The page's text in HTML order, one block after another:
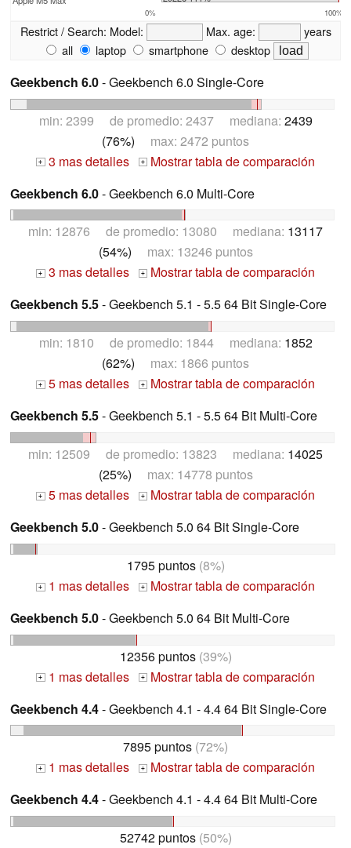
0% 100%
Restrict / Search: Model: Max. age:
years
all
laptop smartphone desktop
Geekbench 6.0- Geekbench 6.0 Single-Core
min: 2399 de promedio: 2437 mediana: 2439
(76%) max: 2472 puntos
+ 3 mas detalles +
Mostrar tabla de comparación
Geekbench 6.0- Geekbench 6.0 Multi-Core
min: 12876 de promedio: 13080 mediana: 13117
(54%) max: 13246 puntos
+ 3 mas detalles +
Mostrar tabla de comparación
Geekbench 5.5- Geekbench 5.1 - 5.5 64 Bit Single-Core
min: 1810 de promedio: 1844 mediana: 1852
(62%) max: 1866 puntos
+ 5 mas detalles +
Mostrar tabla de comparación
Geekbench 5.5- Geekbench 5.1 - 5.5 64 Bit Multi-Core
min: 12509 de promedio: 13823 mediana: 14025
(25%) max: 14778 puntos
+ 5 mas detalles +
Mostrar tabla de comparación
Geekbench 5.0- Geekbench 5.0 64 Bit Single-Core
1795 puntos(8%)
+ 1 mas detalles +
Mostrar tabla de comparación
Geekbench 5.0- Geekbench 5.0 64 Bit Multi-Core
12356 puntos(39%)
+ 1 mas detalles +
Mostrar tabla de comparación
Geekbench 4.4- Geekbench 4.1 - 4.4 64 Bit Single-Core
7895 puntos (72%)
+ 1 mas detalles +
Mostrar tabla de comparación
Geekbench 4.4- Geekbench 4.1 - 4.4 64 Bit Multi-Core
52742 puntos(50%)